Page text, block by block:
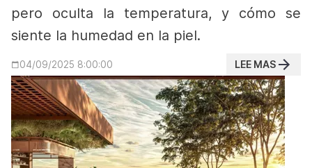
pero oculta la temperatura, y cómo se
siente la humedad en la piel.
04/09/2025 8:00:00 LEE MAS